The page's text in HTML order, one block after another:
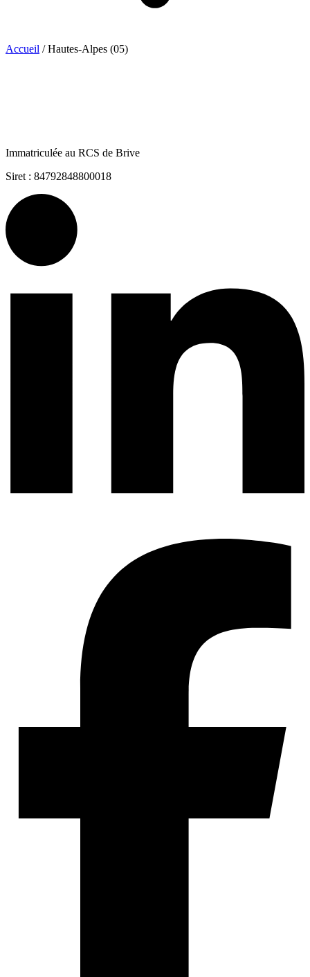
Accueil / Hautes-Alpes (05)
Immatriculée au RCS de Brive
Siret : 84792848800018